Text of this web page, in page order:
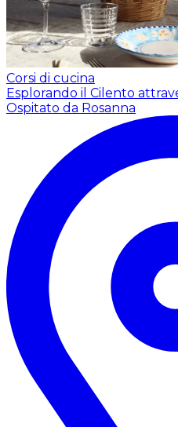
Corsi di cucina
Esplorando il Cilento
Ospitato da Rosanna